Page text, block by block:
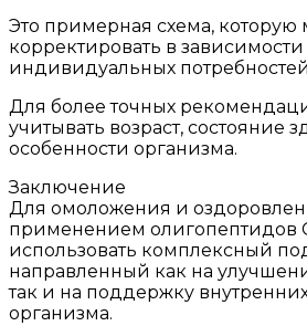
Это примерная схема, которую
корректировать в зависимости
индивидуальных
Для более точных
учитывать возраст, состояние
особенности организма.
Заключение
Для омоложения и
применением олигопептидов
использовать комплексный
направленный как на
так и на поддержку
организма.